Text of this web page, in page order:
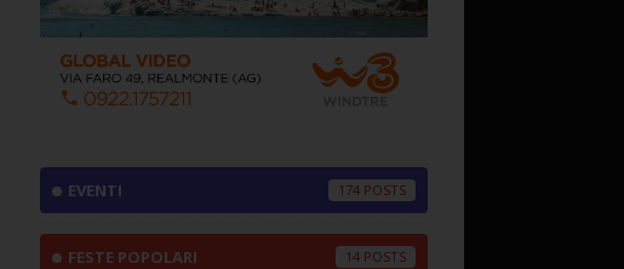
EVENTI 174
FESTE POPOLARI 14